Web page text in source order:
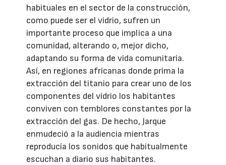
habituales en el sector de la construcción,
como puede ser el vidrio, sufren un
importante proceso que implica a una
comunidad, alterando o, mejor dicho,
adaptando su forma de vida comunitaria.
Así, en regiones africanas donde prima la
extracción del titanio para crear uno de los
componentes del vidrio los habitantes
conviven con temblores constantes por la
extracción del gas. De hecho, Jarque
enmudeció a la audiencia mientras
reproducía los sonidos que habitualmente
escuchan a diario sus habitantes.